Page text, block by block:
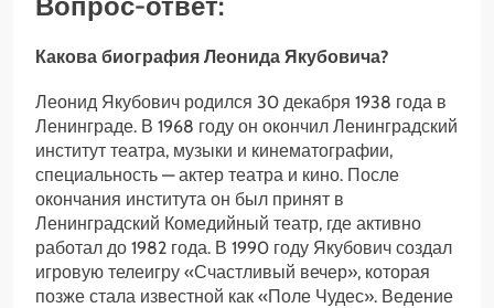
Вопрос-ответ:
Какова биография Леонида Якубовича?
Леонид Якубович родился 30 декабря 1938 года в
Ленинграде. В 1968 году он окончил Ленинградский
институт театра, музыки и кинематографии,
специальность — актер театра и кино. После
окончания института он был принят в
Ленинградский Комедийный театр, где активно
работал до 1982 года. В 1990 году Якубович создал
игровую телеигру «Счастливый вечер», которая
позже стала известной как «Поле Чудес». Ведение